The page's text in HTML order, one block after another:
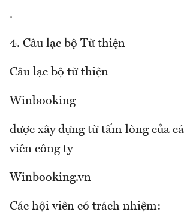
.
4. Câu lạc bộ Từ thiện
Câu lạc bộ từ thiện
Winbooking
được xây dựng từ tấm lòng của
viên công ty
Winbooking.vn
Các hội viên có trách nhiệm: